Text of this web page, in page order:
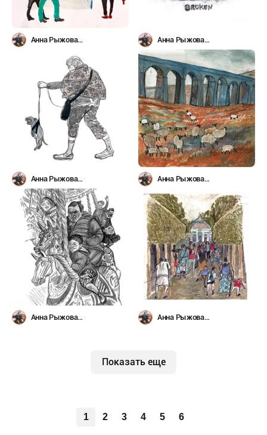
Анна Рыжова
Анна Рыжова
(@avoirbanane)
Анна Рыжова
(@avoirbanane)
Анна Рыжова
(@avoirbanane)
Анна Рыжова
Анна Рыжова
Показать еще
1 2 3 4 5 6